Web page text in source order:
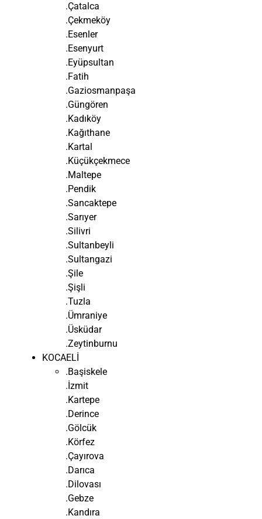
.Çatalca
.Çekmeköy
.Esenler
.Esenyurt
.Eyüpsultan
.Fatih
.Gaziosmanpaşa
.Güngören
.Kadıköy
.Kağıthane
.Kartal
.Küçükçekmece
.Maltepe
.Pendik
.Sancaktepe
.Sarıyer
.Silivri
.Sultanbeyli
.Sultangazi
.Şile
.Şişli
.Tuzla
.Ümraniye
.Üsküdar
.Zeytinburnu
KOCAELİ
.Başiskele
.İzmit
.Kartepe
.Derince
.Gölcük
.Körfez
.Çayırova
.Darıca
.Dilovası
.Gebze
.Kandıra